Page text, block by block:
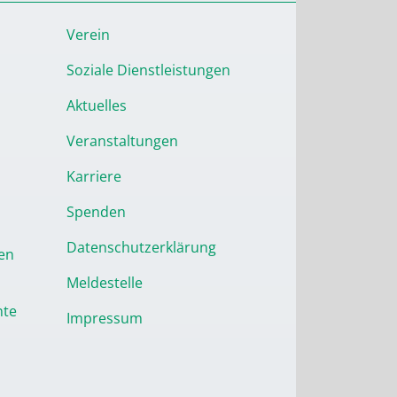
Verein
Soziale Dienstleistungen
Aktuelles
Veranstaltungen
Karriere
Spenden
Datenschutzerklärung
Meldestelle
Impressum